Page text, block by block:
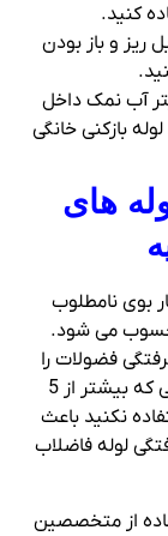
کنید.
ریز و باز بودن
آب نمک داخل
بازکنی خانگی
های
بوی نامطلوب
می شود.
فضولات را
در بخشی از لوله نگه داشته و در زمان هایی که بیشتر از 5
نکنید باعث
لوله فاضلاب
از متخصصین